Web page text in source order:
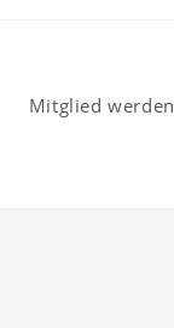
Mitglied werden